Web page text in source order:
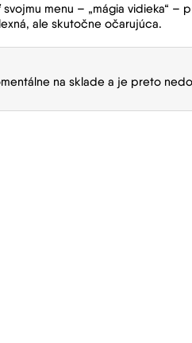
menu – „mágia vidieka“
ale skutočne očarujúca.
na sklade a je preto